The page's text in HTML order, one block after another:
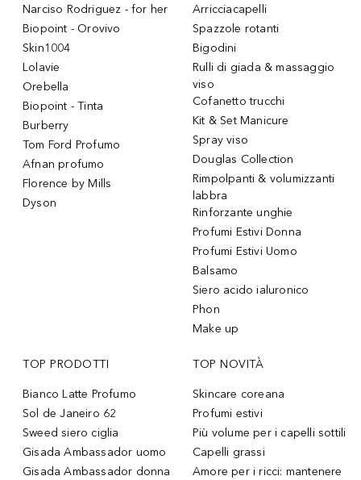
Narciso Rodriguez - for her
Biopoint - Orovivo
Skin1004
Lolavie
Orebella
Biopoint - Tinta
Burberry
Tom Ford Profumo
Afnan profumo
Florence by Mills
Dyson
Arricciacapelli
Spazzole rotanti
Bigodini
Rulli di giada & massaggio
viso
Cofanetto trucchi
Kit & Set Manicure
Spray viso
Douglas Collection
Rimpolpanti & volumizzanti
labbra
Rinforzante unghie
Profumi Estivi Donna
Profumi Estivi Uomo
Balsamo
Siero acido ialuronico
Phon
Make up
TOP PRODOTTI
Bianco Latte Profumo
Sol de Janeiro 62
Sweed siero ciglia
Gisada Ambassador uomo
Gisada Ambassador donna
TOP NOVITÀ
Skincare coreana
Profumi estivi
Più volume per i capelli sottili
Capelli grassi
Amore per i ricci: mantenere